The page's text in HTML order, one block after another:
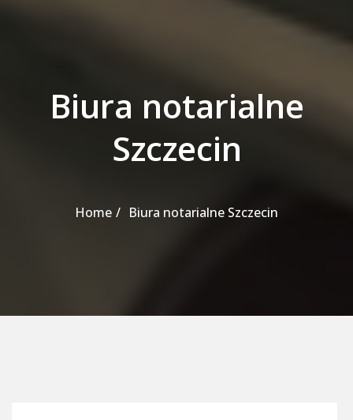
Biura notarialne
Szczecin
Home Biura notarialne Szczecin